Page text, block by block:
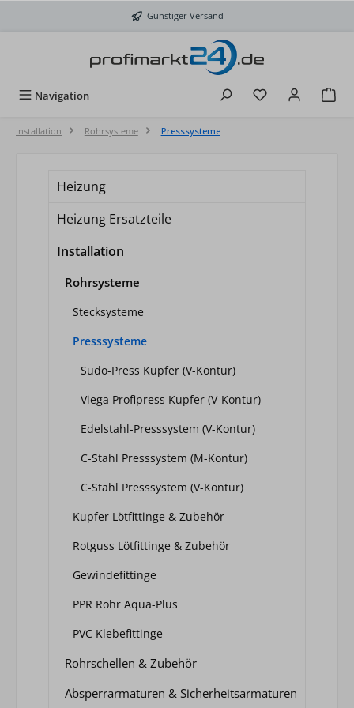
Günstiger Versand
Navigation Du hast 0
Installation Rohrsysteme Presssysteme
Heizung
Heizung Ersatzteile
Installation
Rohrsysteme
Stecksysteme
Presssysteme
Sudo-Press Kupfer (V-Kontur)
Viega Profipress Kupfer (V-Kontur)
Edelstahl-Presssystem (V-Kontur)
C-Stahl Presssystem (M-Kontur)
C-Stahl Presssystem (V-Kontur)
Kupfer Lötfittinge & Zubehör
Rotguss Lötfittinge & Zubehör
Gewindefittinge
PPR Rohr Aqua-Plus
PVC Klebefittinge
Rohrschellen & Zubehör
Absperrarmaturen & Sicherheitsarmaturen